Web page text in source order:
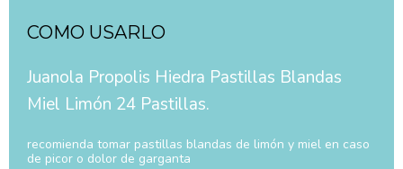
COMO USARLO
Juanola Propolis Hiedra Pastillas Blandas
Miel Limón 24 Pastillas.
recomienda tomar pastillas blandas de limón y miel en caso
de picor o dolor de garganta